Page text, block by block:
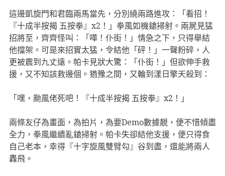
這邊凱旋門和君臨兩馬當先，分別繞兩路進攻：「看招！
『十成半按揭 五按拳』x2！」拳風如機鎗掃射。兩屍見猛
招將至，齊齊怪叫：「嘩！仆街！」情急之下，只得舉結
他擋架。可是來招實太猛，令結他「砰！」一聲粉碎，人
更被震到九丈遠。帕卡見狀大驚：「仆街！」但欲伸手救
援，又不知該救邊個。猶豫之間，又輪到漾日擎天殺到：
「嘿，颱風佬死吧！『十成半按揭 五按拳』x2！」
兩條友仔為畫面，為拍片，為要Demo數據靚，便不惜傾盡
全力，拳風繼續亂鎗掃射。帕卡失卻結他支援，便只得食
自己老本，幸得『十字旋風雙臂勾』谷到盡，還能將兩人
轟飛。